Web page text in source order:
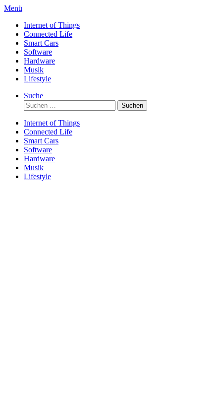
Direkt
Inhalt
Menü
Internet of Things
Connected Life
Smart Cars
Software
Hardware
Musik
Lifestyle
Suche
Suchen
nach:
Internet of Things
Connected Life
Smart Cars
Software
Hardware
Musik
Lifestyle